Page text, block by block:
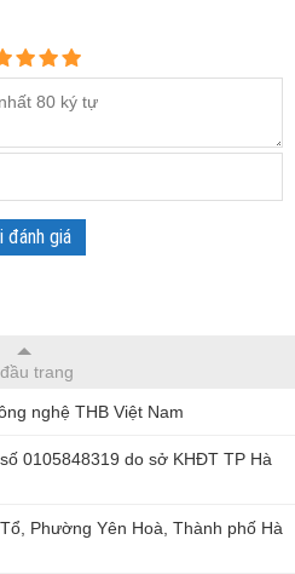
đánh giá
trang
nghệ THB Việt Nam
0105848319 do sở KHĐT TP Hà
Phường Yên Hoà, Thành phố Hà